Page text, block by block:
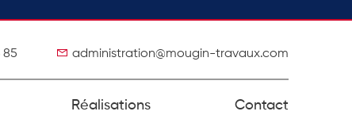
85 administration@mougin-travaux.com
Réalisations Contact